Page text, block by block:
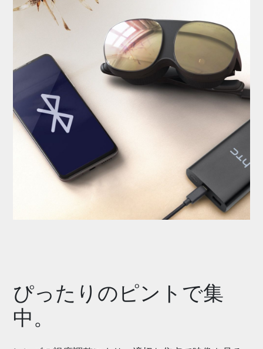
ぴったりのピントで集
中。